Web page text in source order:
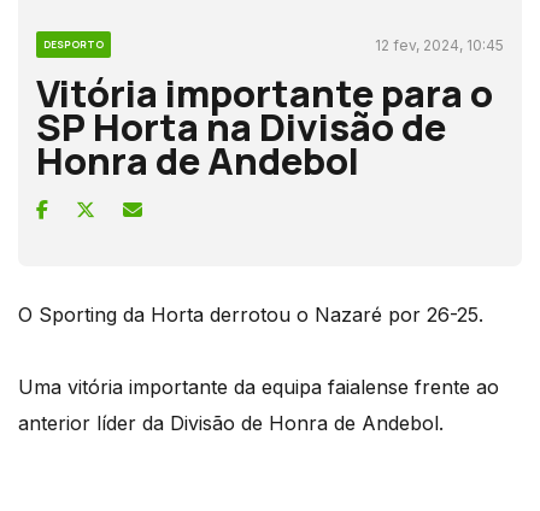
DESPORTO 12 fev, 2024, 10:45
Vitória importante para o
SP Horta na Divisão de
Honra de Andebol
O Sporting da Horta derrotou o Nazaré por 26-25.
Uma vitória importante da equipa faialense frente ao
anterior líder da Divisão de Honra de Andebol.